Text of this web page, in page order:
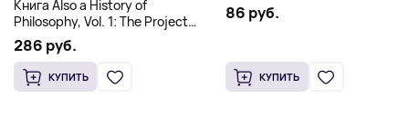
Книга Also a History of
Philosophy, Vol. 1: The Project
of a Genealogy of
Postmetaphysical Thinking
(Твердый переплет)
286 руб.
КУПИТЬ
86 руб.
КУПИТЬ